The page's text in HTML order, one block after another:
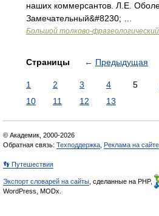
наших коммерсантов. Л.Е.
Замечательный&#8230; …
Большой толково-
Страницы ← Предыдущая
1 2 3 4 5
10
11 12 13
© Академик, 2000-2026
Обратная связь: Техподдержка Реклама на сайте
👣 Путешествия
Экспорт словарей на сайты , сделанные на PHP,
WordPress, MODx.